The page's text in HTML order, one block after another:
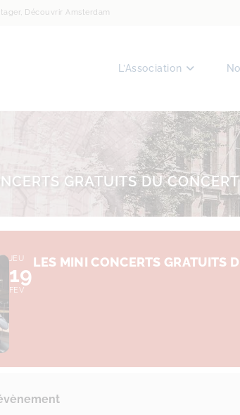
Découvrir Amsterdam
L’Association
GRATUITS DU
JEU
19
FEV
LES MINI CONCERTS GRATUITS